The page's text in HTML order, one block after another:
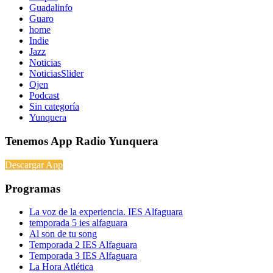
Guadalinfo
Guaro
home
Indie
Jazz
Noticias
NoticiasSlider
Ojen
Podcast
Sin categoría
Yunquera
Tenemos App Radio Yunquera
Descargar App
Programas
La voz de la experiencia. IES Alfaguara
temporada 5 ies alfaguara
Al son de tu song
Temporada 2 IES Alfaguara
Temporada 3 IES Alfaguara
La Hora Atlética